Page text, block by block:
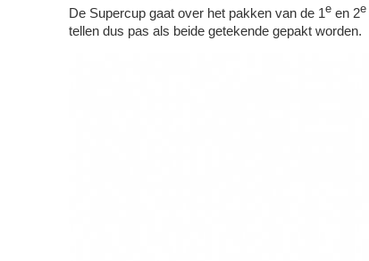
De Supercup gaat over het pakken van de 1e en 2e
tellen dus pas als beide getekende gepakt worden.